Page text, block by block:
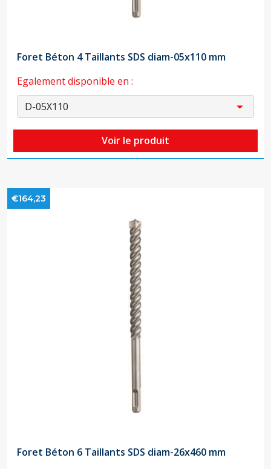
Foret Béton 4 Taillants SDS diam-05x110 mm
Egalement disponible en :
Voir le produit
€164,23
Foret Béton 6 Taillants SDS diam-26x460 mm